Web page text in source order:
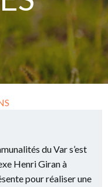
du Var s’est
Henri Giran à
pour réaliser une